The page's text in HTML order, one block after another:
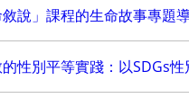
敘說」課程的生命故事專題
性別平等實踐：以SDGs